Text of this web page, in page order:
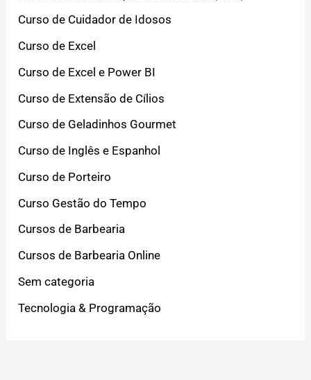
Curso de Cuidador de Idosos
Curso de Excel
Curso de Excel e Power BI
Curso de Extensão de Cílios
Curso de Geladinhos Gourmet
Curso de Inglês e Espanhol
Curso de Porteiro
Curso Gestão do Tempo
Cursos de Barbearia
Cursos de Barbearia Online
Sem categoria
Tecnologia & Programação